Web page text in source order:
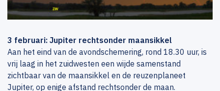
3 februari: Jupiter rechtsonder maansikkel
Aan het eind van de avondschemering, rond 18.30 uur, is
vrij laag in het zuidwesten een wijde samenstand
zichtbaar van de maansikkel en de reuzenplaneet
Jupiter, op enige afstand rechtsonder de maan.